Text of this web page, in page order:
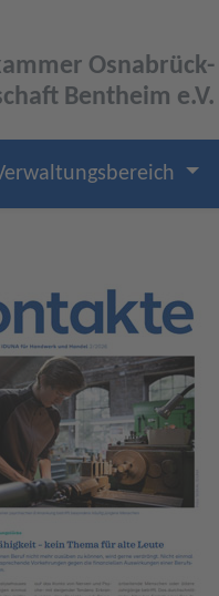
Osnabrück-
Bentheim e.V.